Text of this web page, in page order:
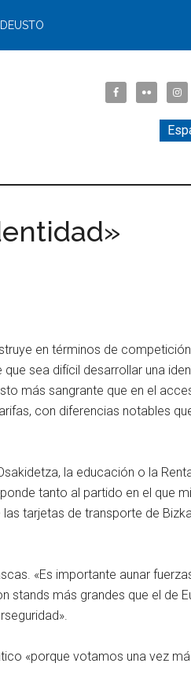
en términos de
que sea difícil desarrollar una
más sangrante que en el
con diferencias notables
la educación o la
tanto al partido en el que
tarjetas de transporte de
«Es importante aunar
más grandes que el de
«porque votamos una vez